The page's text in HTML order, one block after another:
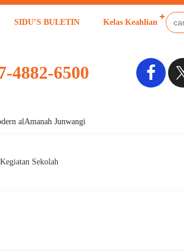
SIDU’S BULETIN Kelas Keahlian
4882-6500
Junwangi
Kegiatan Sekolah